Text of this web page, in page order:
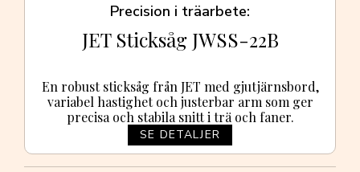
Precision i träarbete
JET Sticksåg JWSS-22B
En robust sticksåg från JET med gjutjärnsbord,
variabel hastighet och justerbar arm som ger
precisa och stabila snitt i trä och faner.
SE DETALJER